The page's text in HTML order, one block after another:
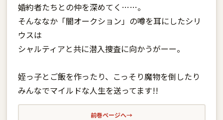
婚約者たちとの仲を深めてく……。
そんななか「闇オークション」の噂を耳にしたシリ
ウスは
シャルティアと共に潜入捜査に向かうがーー。
姪っ子とご飯を作ったり、こっそり魔物を倒したり
みんなでマイルドな人生を送ってます!!
前巻ページへ→